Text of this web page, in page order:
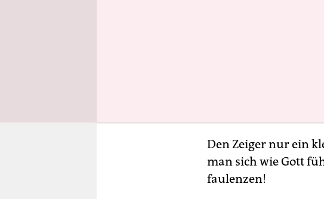
Den Zeiger nur ein
man sich wie Gott
faulenzen!